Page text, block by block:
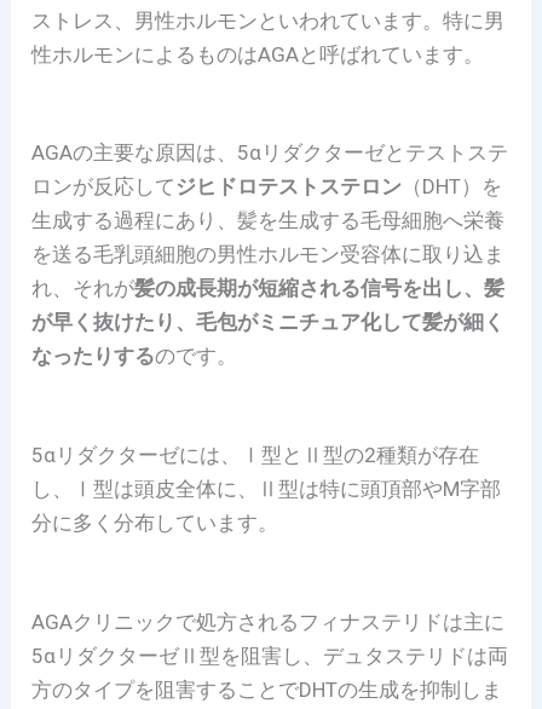
ストレス、男性ホルモンといわれています。特に男
性ホルモンによるものはAGAと呼ばれています。
AGAの主要な原因は、5αリダクターゼとテストステ
ロンが反応して ジヒドロテストステロン （DHT）を
生成する過程にあり、髪を生成する毛母細胞へ栄養
を送る毛乳頭細胞の男性ホルモン受容体に取り込ま
れ、それが髪の成長期が短縮される信号を出し、髪
が早く抜けたり、毛包がミニチュア化して髪が細く
なったりするのです。
5αリダクターゼには、Ⅰ型とⅡ型の2種類が存在
し、Ⅰ型は頭皮全体に、Ⅱ型は特に頭頂部やM字部
分に多く分布しています。
AGAクリニックで処方されるフィナステリドは主に
5αリダクターゼⅡ型を阻害し、デュタステリドは両
方のタイプを阻害することでDHTの生成を抑制しま